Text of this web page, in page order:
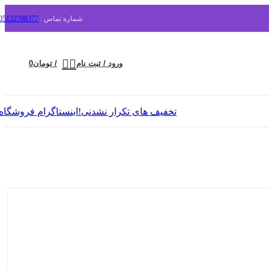
شماره تماس :
ورود / ثبت نام / تومان0
تخفیف های تکرار نشدنی! اینستاگرام